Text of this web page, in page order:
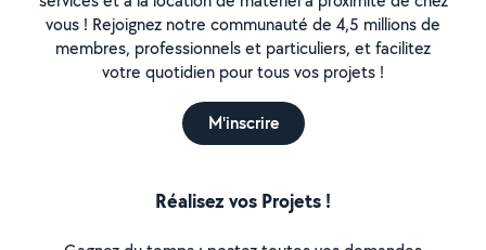
vous ! Rejoignez notre communauté de 4,5 millions de
membres, professionnels et particuliers, et facilitez
votre quotidien pour tous vos projets !
M'inscrire
Réalisez vos Projets !